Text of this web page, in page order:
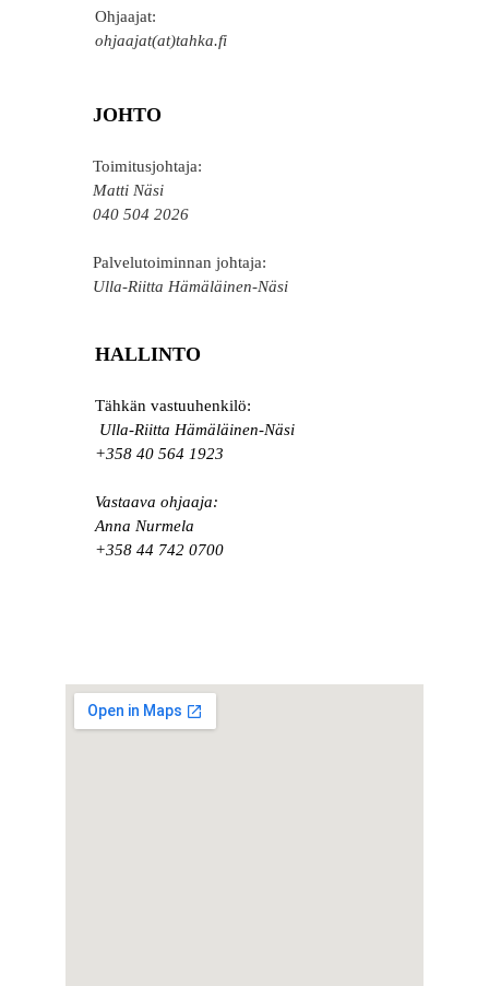
Ohjaajat:
ohjaajat(at)tahka.fi
JOHTO
Toimitusjohtaja:
Matti Näsi
040 504 2026
Palvelutoiminnan johtaja:
Ulla-Riitta Hämäläinen-Näsi
HALLINTO
Tähkän vastuuhenkilö:
Ulla-Riitta Hämäläinen-Näsi
+358 40 564 1923
Vastaava ohjaaja:
Anna Nurmela
+358 44 742 0700